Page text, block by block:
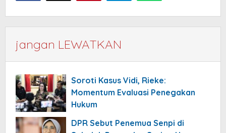
jangan LEWATKAN
Soroti Kasus Vidi, Rieke:
Momentum Evaluasi Penegakan
Hukum
DPR Sebut Penemua Senpi di